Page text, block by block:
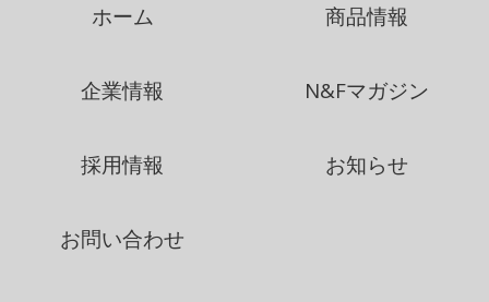
ホーム 商品情報
企業情報 N&Fマガジン
採用情報 お知らせ
お問い合わせ